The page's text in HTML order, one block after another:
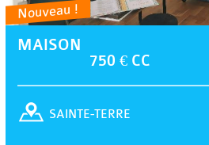
Nouveau !
MAISON
750 € CC
SAINTE-TERRE